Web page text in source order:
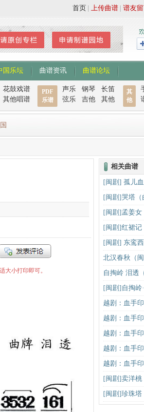
谱友
上传曲谱
首页
国乐坛 曲谱资讯 曲谱论坛
花鼓戏谱
其他唱谱
PDF
乐谱
声乐 钢琴
长笛
弦乐
吉他 其他
其
他
大小打印即可。
相关曲谱
[闽剧] 孤儿
[闽剧]哭塔（
[闽剧]孟姜女
[闽剧]红裙记
[闽剧] 东鸾
北汉春秋（
自掏岭 泪透
[闽剧]自掏岭
越剧：血手
越剧：血手
越剧：血手
越剧：血手
越剧：血手
[闽剧]卖洋桃
[闽剧]珍珠塔